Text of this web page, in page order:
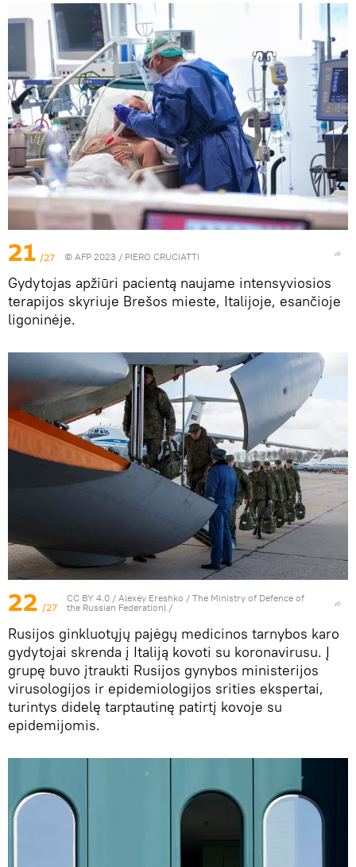
21 /27 © AFP 2023 / PIERO CRUCIATTI
Gydytojas apžiūri pacientą naujame intensyviosios
terapijos skyriuje Brešos mieste, Italijoje, esančioje
ligoninėje.
22 /27
CC BY 4.0 / Alexey Ereshko / The Ministry of Defence of
the Russian Federationl /
Rusijos ginkluotųjų pajėgų medicinos tarnybos karo
gydytojai skrenda į Italiją kovoti su koronavirusu. Į
grupę buvo įtraukti Rusijos gynybos ministerijos
virusologijos ir epidemiologijos srities ekspertai,
turintys didelę tarptautinę patirtį kovoje su
epidemijomis.